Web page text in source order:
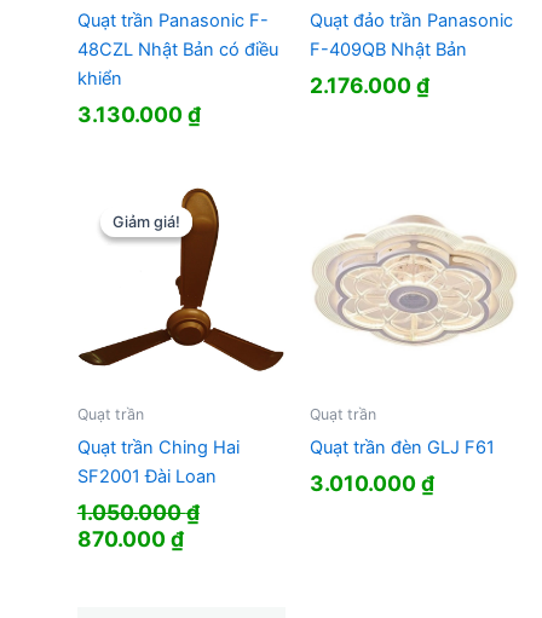
Quạt trần Panasonic F-
48CZL Nhật Bản có điều
khiển
3.130.000₫
Quạt đảo trần Panasonic
F-409QB Nhật Bản
2.176.000₫
Giảm giá!
Giảm giá!
Quạt trần
Quạt trần Ching Hai
SF2001 Đài Loan
1.050.000₫
Giá
870.000₫Giá
Quạt trần
Quạt trần đèn GLJ F61
3.010.000₫